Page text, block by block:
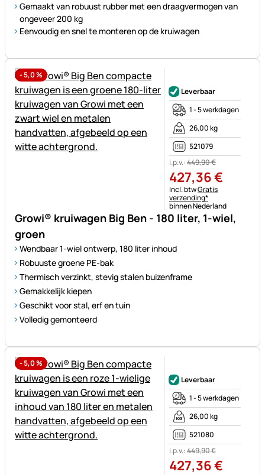
Gemaakt van robuust rubber met een draagvermogen van
ongeveer 200 kg
Eenvoudig en snel te monteren op de kruiwagen
-5,0%
Growi® kruiwagen Big Ben - 180 liter, 1-wiel,
groen
Wendbaar 1-wiel ontwerp, 180 liter inhoud
Robuuste groene PE-bak
Thermisch verzinkt, stevig stalen buizenframe
Gemakkelijk kiepen
Geschikt voor stal, erf en tuin
Volledig gemonteerd
Leverbaar
1 - 5 werkdagen
26,00 kg
521079
i.p.v.:449,90€
427,36€
Belastinginformatie:
Incl. btwGratis
verzending*
binnen Nederland
-5,0%
Leverbaar
1 - 5 werkdagen
26,00 kg
521080
i.p.v.:449,90€
427,36€